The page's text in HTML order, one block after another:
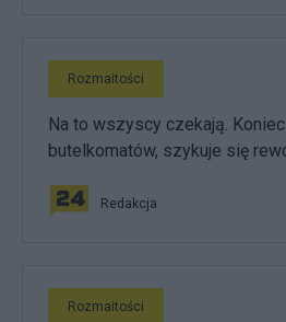
Rozmaitości
Na to wszyscy czekają.
butelkomatów, szykuje się
Redakcja
Rozmaitości